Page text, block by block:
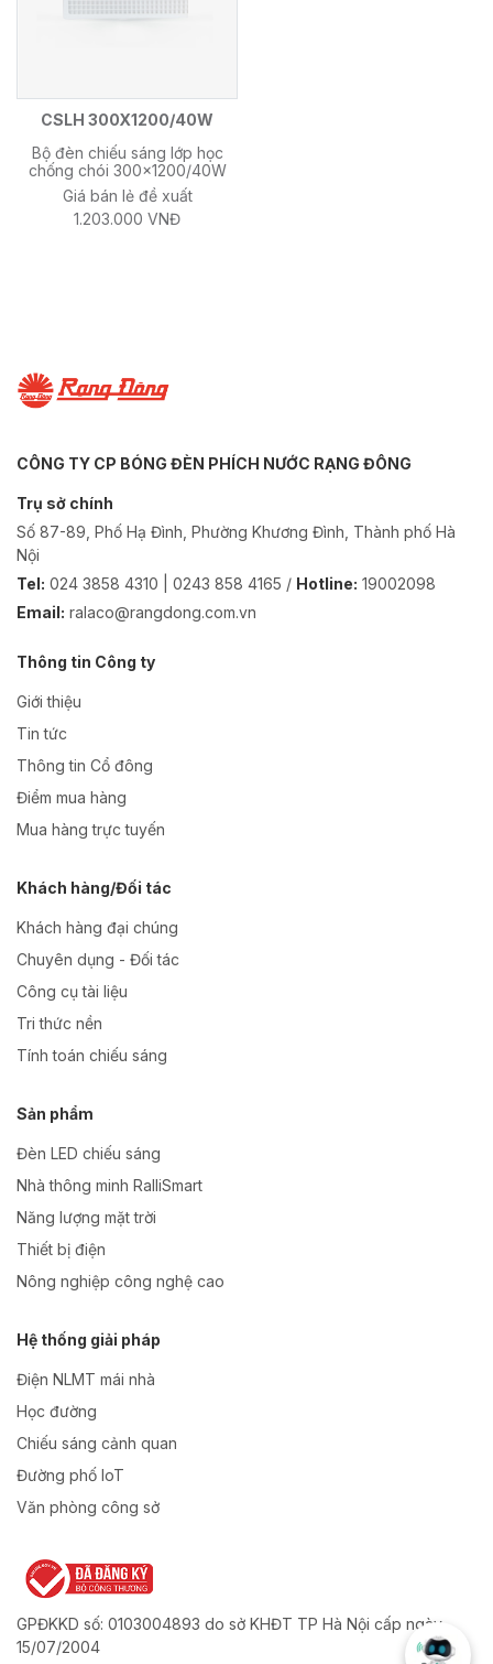
CSLH 300X1200/40W
Bộ đèn chiếu sáng lớp học
chống chói 300x1200/40W
Giá bán lẻ đề xuất
1.203.000 VNĐ
CÔNG TY CP BÓNG ĐÈN PHÍCH NƯỚC RẠNG ĐÔNG
Trụ sở chính
Số 87-89, Phố Hạ Đình, Phường Khương Đình, Thành phố Hà
Nội
Tel: 024 3858 4310 | 0243 858 4165 / Hotline: 19002098
Email: ralaco@rangdong.com.vn
Thông tin Công ty
Giới thiệu
Tin tức
Thông tin Cổ đông
Điểm mua hàng
Mua hàng trực tuyến
Khách hàng/Đối tác
Khách hàng đại chúng
Chuyên dụng - Đối tác
Công cụ tài liệu
Tri thức nền
Tính toán chiếu sáng
Sản phẩm
Đèn LED chiếu sáng
Nhà thông minh RalliSmart
Năng lượng mặt trời
Thiết bị điện
Nông nghiệp công nghệ cao
Hệ thống giải pháp
Điện NLMT mái nhà
Học đường
Chiếu sáng cảnh quan
Đường phố IoT
Văn phòng công sở
GPĐKKD số: 0103004893 do sở KHĐT TP Hà Nội cấp ngày
15/07/2004